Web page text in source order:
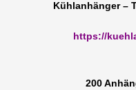
Kühlanhänger –
https://
200